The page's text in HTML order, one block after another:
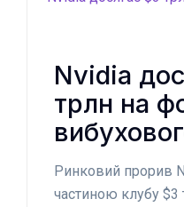
Nvidia
трлн на
Ринковий прорив
частиною клубу